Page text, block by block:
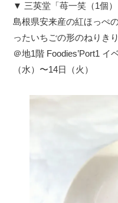
▼ 三英堂「苺一笑（1個
島根県安来産の紅ほっぺ
ったいちごの形のねりきり
＠地1階 Foodies’Port1 イ
（水）〜14日（火）